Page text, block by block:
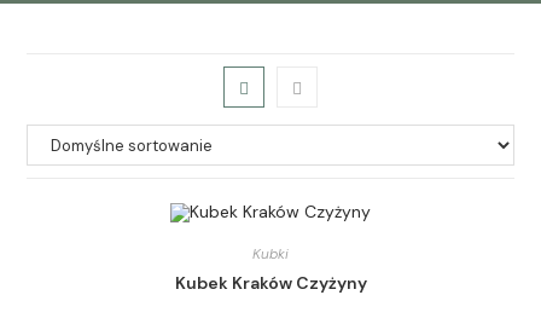
Kubki
Kubek Kraków Czyżyny